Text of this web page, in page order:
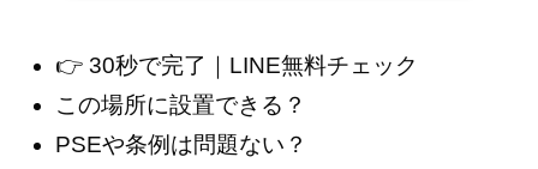
👉 30秒で完了｜LINE無料チェック
この場所に設置できる？
PSEや条例は問題ない？